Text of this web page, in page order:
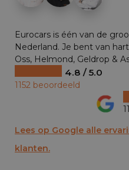
Eurocars is één van de
Nederland. Je bent van
Oss, Helmond, Geldrop &
4.8 / 5.0
1152 beoordeeld
Lees op Google alle
klanten.